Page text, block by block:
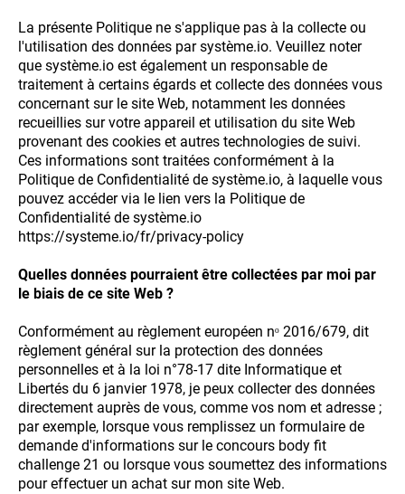
La présente Politique ne s'applique pas à la collecte ou
l'utilisation des données par système.io. Veuillez noter
que système.io est également un responsable de
traitement à certains égards et collecte des données vous
concernant sur le site Web, notamment les données
recueillies sur votre appareil et utilisation du site Web
provenant des cookies et autres technologies de suivi.
Ces informations sont traitées conformément à la
Politique de Confidentialité de système.io, à laquelle vous
pouvez accéder via le lien vers la Politique de
Confidentialité de système.io
https://systeme.io/fr/privacy-policy
Quelles données pourraient être collectées par moi par
le biais de ce site Web ?
Conformément au règlement européen nᵒ 2016/679, dit
règlement général sur la protection des données
personnelles et à la loi n°78-17 dite Informatique et
Libertés du 6 janvier 1978, je peux collecter des données
directement auprès de vous, comme vos nom et adresse ;
par exemple, lorsque vous remplissez un formulaire de
demande d'informations sur le concours body fit
challenge 21 ou lorsque vous soumettez des informations
pour effectuer un achat sur mon site Web.